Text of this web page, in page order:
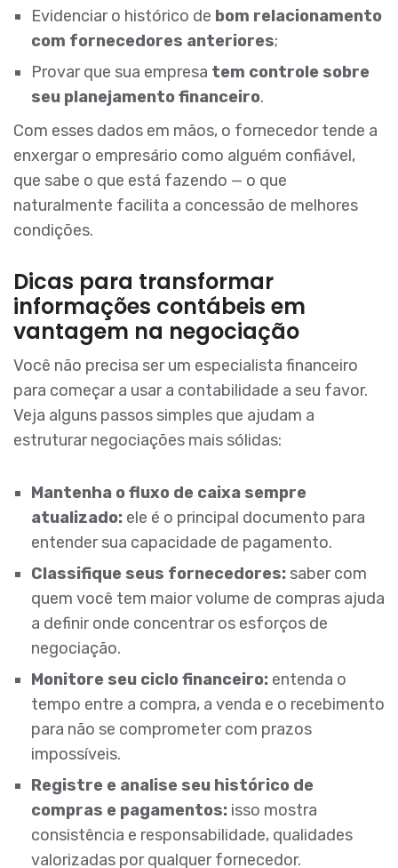
Evidenciar o histórico de bom relacionamento
com fornecedores anteriores;
Provar que sua empresa tem controle sobre
seu planejamento financeiro.
Com esses dados em mãos, o fornecedor tende a
enxergar o empresário como alguém confiável,
que sabe o que está fazendo — o que
naturalmente facilita a concessão de melhores
condições.
Dicas para transformar
informações contábeis em
vantagem na negociação
Você não precisa ser um especialista financeiro
para começar a usar a contabilidade a seu favor.
Veja alguns passos simples que ajudam a
estruturar negociações mais sólidas:
Mantenha o fluxo de caixa sempre
atualizado: ele é o principal documento para
entender sua capacidade de pagamento.
Classifique seus fornecedores: saber com
quem você tem maior volume de compras ajuda
a definir onde concentrar os esforços de
negociação.
Monitore seu ciclo financeiro: entenda o
tempo entre a compra, a venda e o recebimento
para não se comprometer com prazos
impossíveis.
Registre e analise seu histórico de
compras e pagamentos: isso mostra
consistência e responsabilidade, qualidades
valorizadas por qualquer fornecedor.